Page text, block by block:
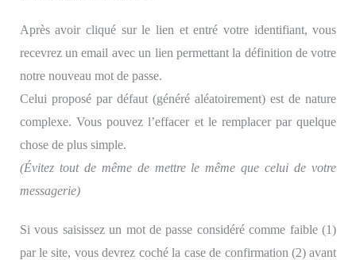
Après avoir cliqué sur le lien et entré votre identifiant, vous
recevrez un email avec un lien permettant la définition de votre
notre nouveau mot de passe.
Celui proposé par défaut (généré aléatoirement) est de nature
complexe. Vous pouvez l’effacer et le remplacer par quelque
chose de plus simple.
(Évitez tout de même de mettre le même que celui de votre
messagerie)
Si vous saisissez un mot de passe considéré comme faible (1)
par le site, vous devrez coché la case de confirmation (2) avant